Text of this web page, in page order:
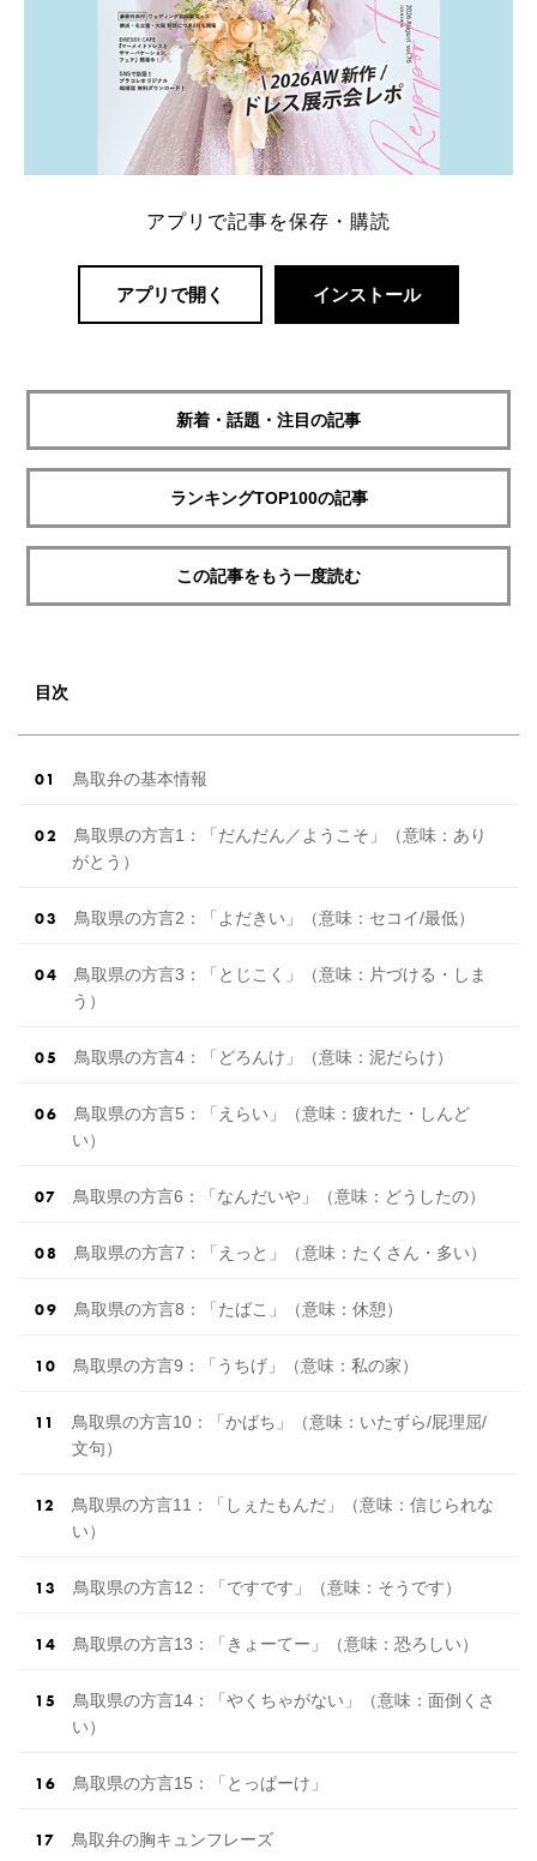
アプリで記事を保存・購読
アプリで開く インストール
新着・話題・注目の記事
ランキングTOP100の記事
この記事をもう一度読む
目次
鳥取弁の基本情報
鳥取県の方言1：「だんだん／ようこそ」（意味：あり
がとう）
鳥取県の方言2：「よだきい」（意味：セコイ/最低）
鳥取県の方言3：「とじこく」（意味：片づける・しま
う）
鳥取県の方言4：「どろんけ」（意味：泥だらけ）
鳥取県の方言5：「えらい」（意味：疲れた・しんど
い）
鳥取県の方言6：「なんだいや」（意味：どうしたの）
鳥取県の方言7：「えっと」（意味：たくさん・多い）
鳥取県の方言8：「たばこ」（意味：休憩）
鳥取県の方言9：「うちげ」（意味：私の家）
鳥取県の方言10：「かばち」（意味：いたずら/屁理屈/
文句）
鳥取県の方言11：「しぇたもんだ」（意味：信じられな
い）
鳥取県の方言12：「ですです」（意味：そうです）
鳥取県の方言13：「きょーてー」（意味：恐ろしい）
鳥取県の方言14：「やくちゃがない」（意味：面倒くさ
い）
鳥取県の方言15：「とっぱーけ」
鳥取弁の胸キュンフレーズ